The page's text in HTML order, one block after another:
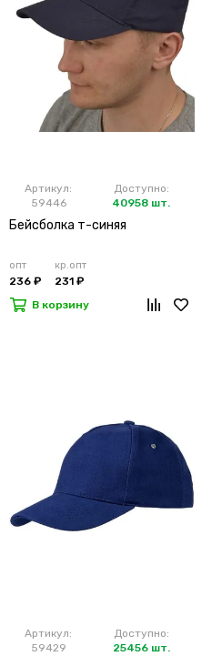
Артикул:
59446
Доступно:
40958 шт.
Бейсболка т-синяя
опт
236 ₽
кр.опт
231 ₽
В корзину
Артикул:
59429
Доступно:
25456 шт.